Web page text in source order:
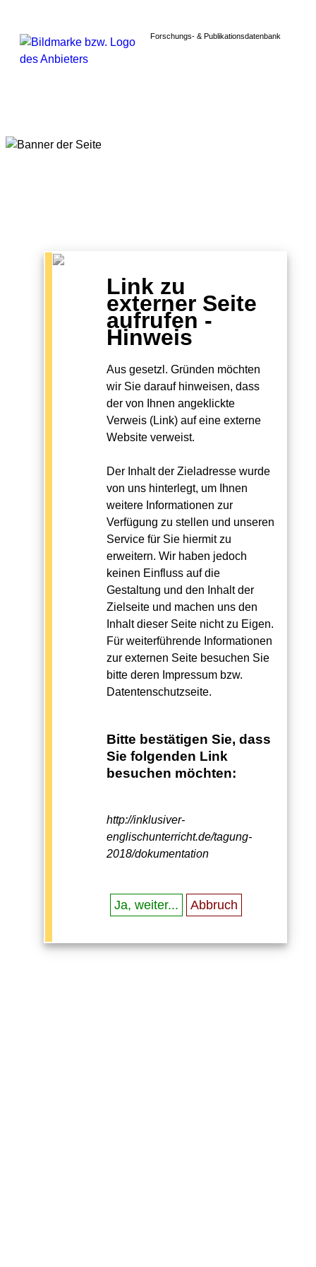
Forschungs- & Publikationsdatenbank
Link zu
externer Seite
aufrufen -
Hinweis
Aus gesetzl. Gründen möchten
wir Sie darauf hinweisen, dass
der von Ihnen angeklickte
Verweis (Link) auf eine externe
Website verweist.
Der Inhalt der Zieladresse wurde
von uns hinterlegt, um Ihnen
weitere Informationen zur
Verfügung zu stellen und unseren
Service für Sie hiermit zu
erweitern. Wir haben jedoch
keinen Einfluss auf die
Gestaltung und den Inhalt der
Zielseite und machen uns den
Inhalt dieser Seite nicht zu Eigen.
Für weiterführende Informationen
zur externen Seite besuchen Sie
bitte deren Impressum bzw.
Datentenschutzseite.
Bitte bestätigen Sie, dass
Sie folgenden Link
besuchen möchten:
http://inklusiver-
englischunterricht.de/tagung-
2018/dokumentation
Ja, weiter... Abbruch